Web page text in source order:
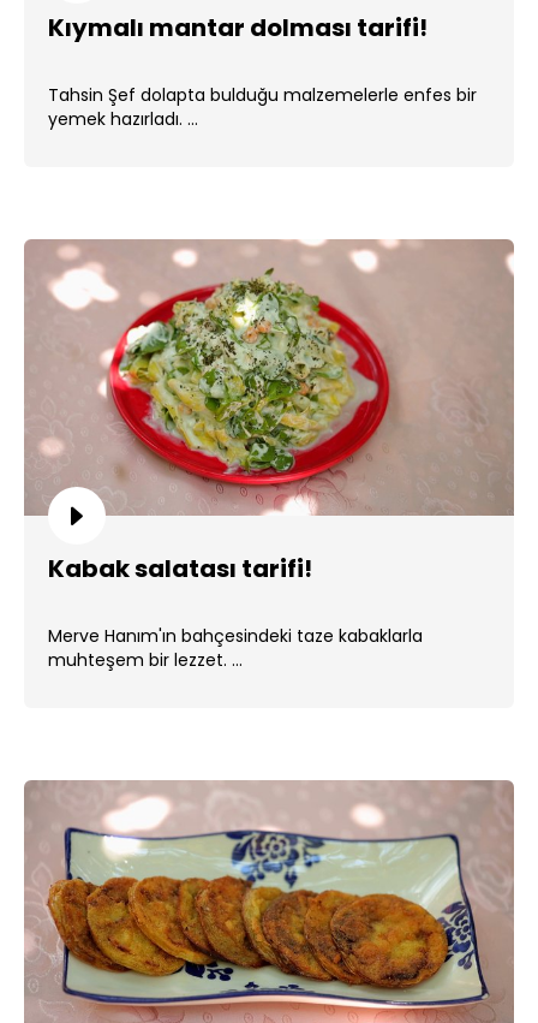
Kıymalı mantar dolması tarifi!
Tahsin Şef dolapta bulduğu malzemelerle enfes bir
yemek hazırladı. ...
Kabak salatası tarifi!
Merve Hanım'ın bahçesindeki taze kabaklarla
muhteşem bir lezzet. ...